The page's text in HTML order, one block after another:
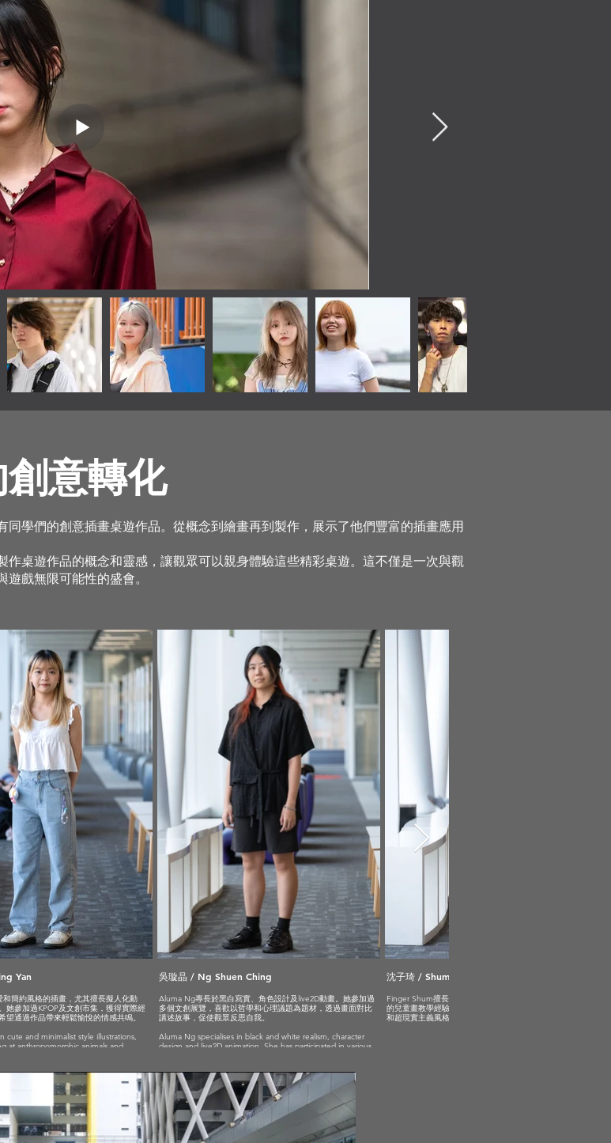
意轉化
學們的創意插畫桌遊作品。從概念到繪畫再到製作，展示了他們豐富的插畫應用
桌遊作品的概念和靈感，讓觀眾可以親身體驗這些精彩桌遊。這不僅是一次與觀
戲無限可能性的盛會。
Yan
和簡約風格的插畫，尤其擅長擬人化動
她參加過KPOP及文創市集，獲得實際經
望通過作品帶來輕鬆愉悅的情感共鳴。
cute and minimalist style illustrations,
at anthropomorphic animals and
She hopes to bring light-hearted
resonance through her work.
吳璇晶 / Ng Shuen Ching
Aluma Ng專長於黑白寫實、角色設計及live2D動畫。她參加過
多個文創展覽，喜歡以哲學和心理議題為題材，透過畫面對比
講述故事，促使觀眾反思自我。
Aluma Ng specialises in black and white realism, character
design and live2D animation. She has participated in various
contrasts, she tells stories that prompt viewers to reflect on
themselves.
沈子琦 / Shum Tsz Kei
Finger Shum擅長寫實手繪、兒童插畫和數位繪畫。憑藉五年
的兒童畫教學經驗，她的作品展現出敏銳的觀察力，並以幽默
和超現實主義風格捕捉生活細節，讓觀者感受心靈共鳴。